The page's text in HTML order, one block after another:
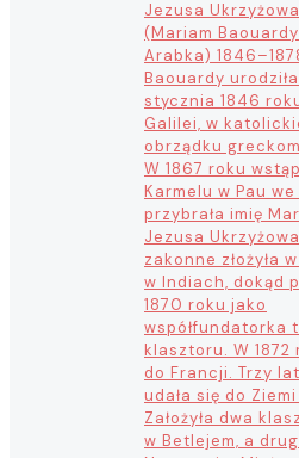
Jezusa
(Mariam Baouardy
Arabka)
Baouardy
stycznia 1846
Galilei, w
obrządku
W 1867 roku
Karmelu w Pau
przybrała imię
Jezusa
zakonne złożyła
w Indiach, dokąd
1870 roku jako
współfundatorka
klasztoru. W 1872
do Francji. Trzy
udała się do
Założyła dwa
w Betlejem, a